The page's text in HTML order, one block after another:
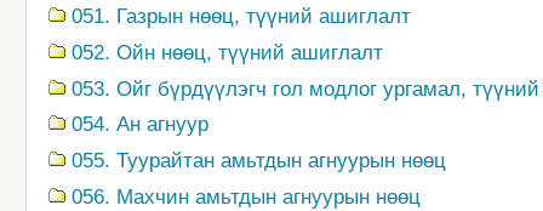
051. Газрын нөөц, түүний ашиглалт
052. Ойн нөөц, түүний ашиглалт
053. Ойг бүрдүүлэгч гол модлог ургамал,
054. Ан агнуур
055. Туурайтан амьтдын агнуурын нөөц
056. Махчин амьтдын агнуурын нөөц